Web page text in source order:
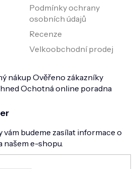
Podmínky ochrany
osobních údajů
Recenze
Velkoobchodní prodej
nákup Ověřeno zákazníky
Ochotná online poradna
vám budeme zasílat informace o
e-shopu.